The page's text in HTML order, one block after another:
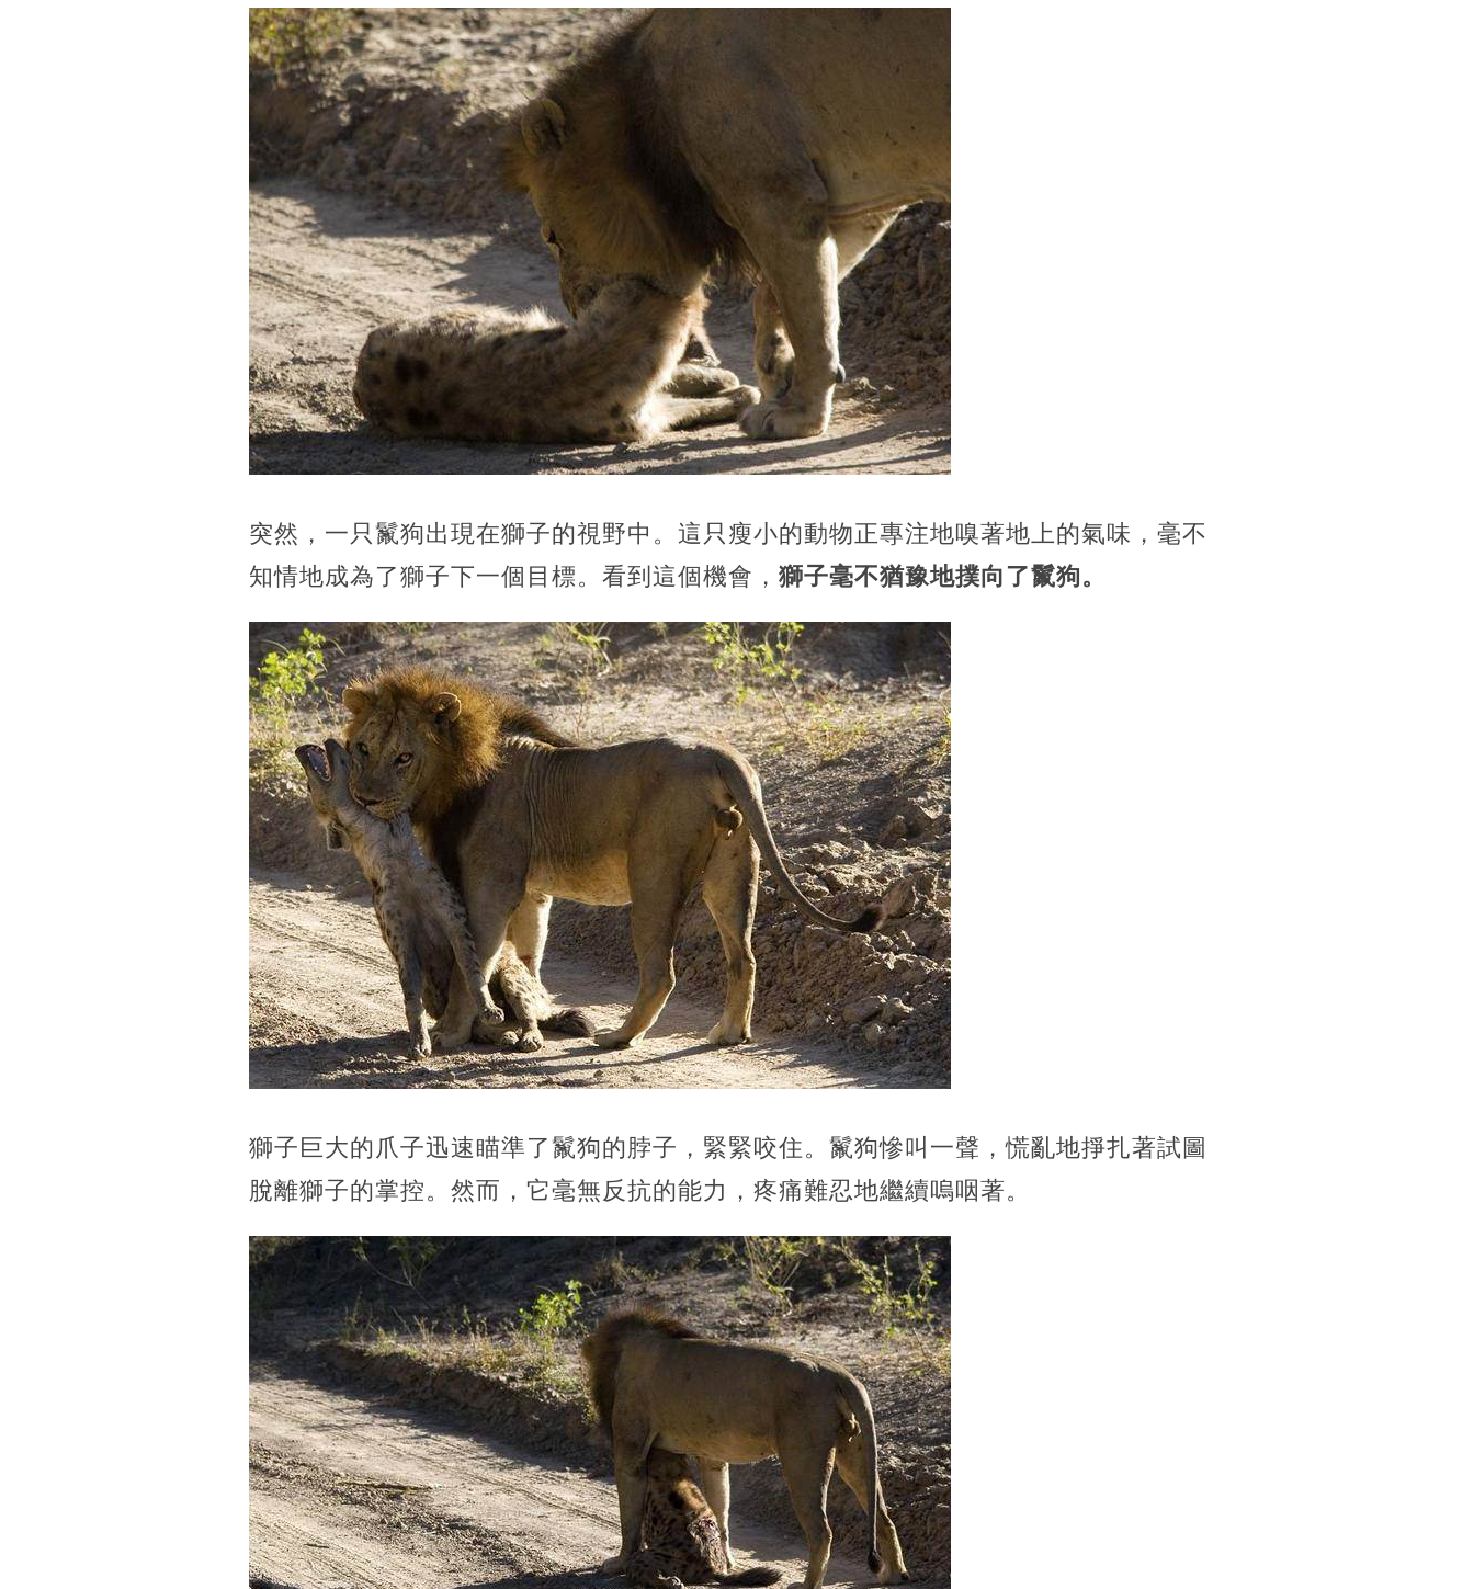
突然，一只鬣狗出現在獅子的視野中。這只瘦小的動物正專注地嗅著地上的氣味，毫不
知情地成為了獅子下一個目標。看到這個機會， 獅子毫不猶豫地撲向了鬣狗。
獅子巨大的爪子迅速瞄準了鬣狗的脖子，緊緊咬住。鬣狗慘叫一聲，慌亂地掙扎著試圖
脫離獅子的掌控。然而，它毫無反抗的能力，疼痛難忍地繼續嗚咽著。